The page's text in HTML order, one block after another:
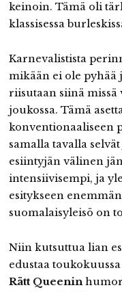
keinoin. Tämä oli
klassisessa
Karnevalistista
mikään ei ole pyhää
riisutaan siinä missä
joukossa. Tämä
konventionaaliseen
samalla tavalla
esiintyjän välinen
intensiivisempi, ja
esitykseen
suomalaisyleisö on
Niin kutsuttua lian
edustaa
Rätt Queenin